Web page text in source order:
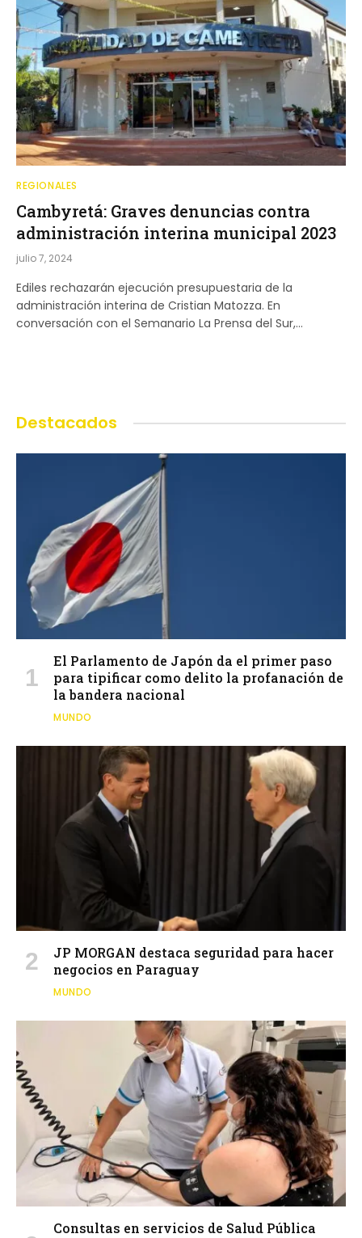
REGIONALES
Cambyretá: Graves denuncias contra
administración interina municipal 2023
julio 7, 2024
Ediles rechazarán ejecución presupuestaria de la
administración interina de Cristian Matozza. En
conversación con el Semanario La Prensa del Sur,…
Destacados
El Parlamento de Japón da el primer paso
para tipificar como delito la profanación de
la bandera nacional
MUNDO
JP MORGAN destaca seguridad para hacer
negocios en Paraguay
MUNDO
Consultas en servicios de Salud Pública